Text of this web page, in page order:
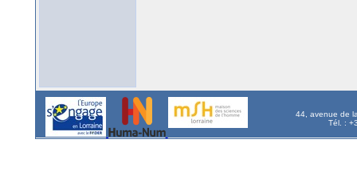
44, avenue de
Tél. :